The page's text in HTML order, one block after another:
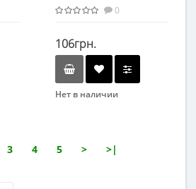
TIB-02U
0
106грн.
Нет в наличии
Возраст
3 4 5 > >|